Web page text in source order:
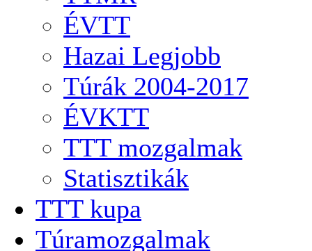
ÉVTT
Hazai Legjobb
Túrák 2004-2017
ÉVKTT
TTT mozgalmak
Statisztikák
TTT kupa
Túramozgalmak